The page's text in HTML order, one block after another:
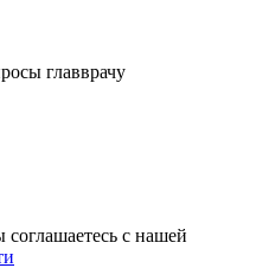
главврачу
с нашей